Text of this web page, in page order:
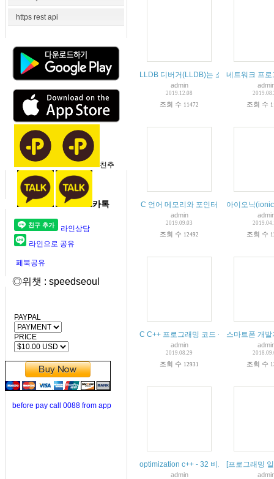
https rest api
친추
카톡
라인상담
라인으로 공유
페북공유
◎위챗 : speedseoul
PAYPAL
PRICE
before pay call 0088 from app
LLDB 디버거(LLDB)는 소프트웨어 디버
admin
2019.12.08
조회 수 11472
네트워크 프
조회 수
C 언어 메모리와 포인터
admin
2019.09.03
조회 수 12492
아이오닉
조회 수
C C++ 프로그래밍 코드 성능 최적화 팁
admin
2019.08.29
조회 수 12931
스마트폰 개
조회 수
optimization c++ - 32 비트 루프 카운터
admin
[프로그래밍